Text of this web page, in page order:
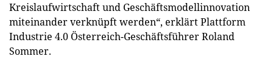
Kreislaufwirtschaft und Geschäftsmodellinnovation
miteinander verknüpft werden“, erklärt Plattform
Industrie 4.0 Österreich-Geschäftsführer Roland
Sommer.